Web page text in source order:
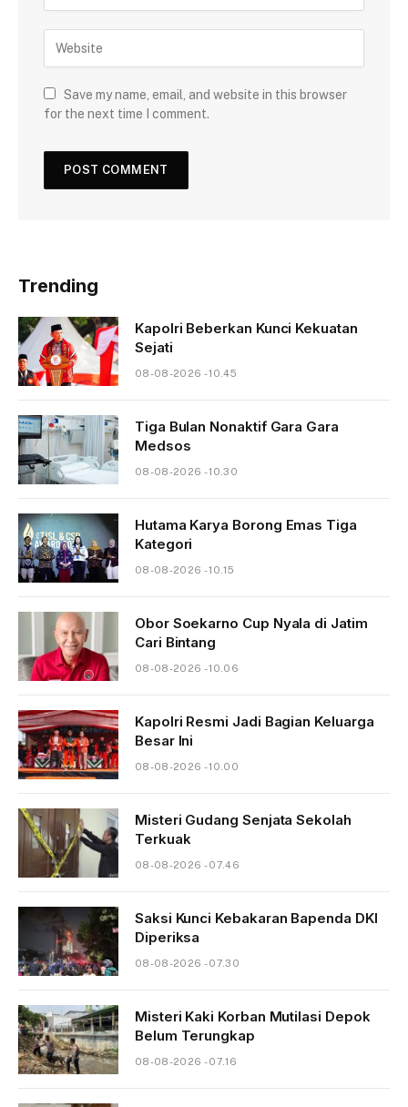
Save my name, email, and website in this browser
for the next time I comment.
Trending
Kapolri Beberkan Kunci Kekuatan
Sejati
08-08-2026 - 10.45
Tiga Bulan Nonaktif Gara Gara
Medsos
08-08-2026 - 10.30
Hutama Karya Borong Emas Tiga
Kategori
08-08-2026 - 10.15
Obor Soekarno Cup Nyala di Jatim
Cari Bintang
08-08-2026 - 10.06
Kapolri Resmi Jadi Bagian Keluarga
Besar Ini
08-08-2026 - 10.00
Misteri Gudang Senjata Sekolah
Terkuak
08-08-2026 - 07.46
Saksi Kunci Kebakaran Bapenda DKI
Diperiksa
08-08-2026 - 07.30
Misteri Kaki Korban Mutilasi Depok
Belum Terungkap
08-08-2026 - 07.16